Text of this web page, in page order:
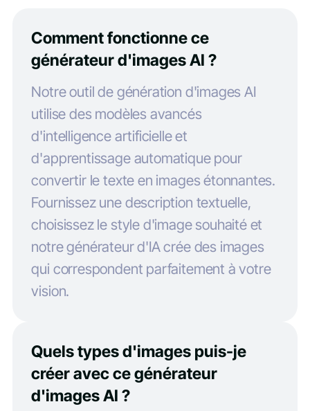
Comment fonctionne ce
générateur d'images AI ?
Notre outil de génération d'images AI
utilise des modèles avancés
d'intelligence artificielle et
d'apprentissage automatique pour
convertir le texte en images étonnantes.
Fournissez une description textuelle,
choisissez le style d'image souhaité et
notre générateur d'IA crée des images
qui correspondent parfaitement à votre
vision.
Quels types d'images puis-je
créer avec ce générateur
d'images AI ?